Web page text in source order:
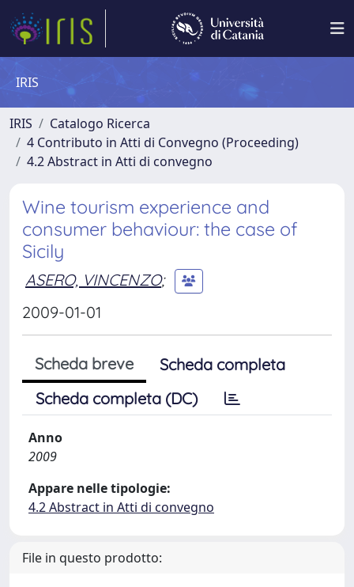
IRIS
IRIS
Catalogo Ricerca
4 Contributo in Atti di Convegno (Proceeding)
4.2 Abstract in Atti di convegno
Wine tourism experience and
consumer behaviour: the case of
Sicily
ASERO, VINCENZO;
2009-01-01
Scheda breve
Scheda completa
Scheda completa (DC)
Anno
2009
Appare nelle tipologie:
4.2 Abstract in Atti di convegno
File in questo prodotto: